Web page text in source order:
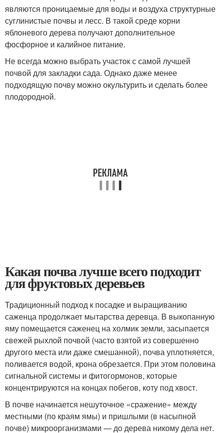
являются проницаемые для воды и воздуха структурные
суглинистые почвы и лесс. В такой среде корни
яблоневого дерева получают дополнительное
фосфорное и калийное питание.
Не всегда можно выбрать участок с самой лучшей
почвой для закладки сада. Однако даже менее
подходящую почву можно окультурить и сделать более
плодородной.
Какая почва лучше всего подходит
для фруктовых деревьев
Традиционный подход к посадке и выращиванию
саженца продолжает мытарства деревца. В выкопанную
яму помещается саженец на холмик земли, засыпается
свежей рыхлой почвой (часто взятой из совершенно
другого места или даже смешанной), почва уплотняется,
поливается водой, крона обрезается. При этом половина
сигнальной системы и фитогормонов, которые
концентрируются на концах побегов, коту под хвост.
В почве начинается нешуточное «сражение» между
местными (по краям ямы) и пришлыми (в насыпной
почве) микроорганизмами — до дерева никому дела нет.